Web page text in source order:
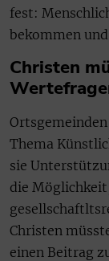
fest:
bekommen
Christen
Thema
sie
die
Christen
einen Beitrag